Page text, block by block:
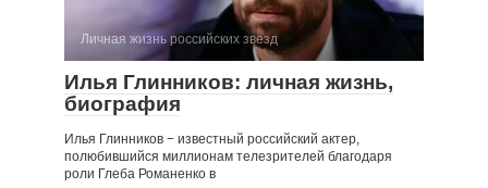
Личная жизнь российских звезд
Илья Глинников: личная жизнь,
биография
Илья Глинников − известный российский актер,
полюбившийся миллионам телезрителей благодаря
роли Глеба Романенко в